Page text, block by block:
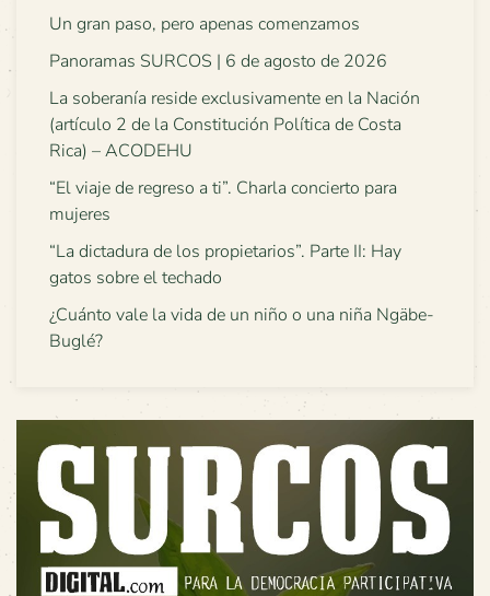
Un gran paso, pero apenas comenzamos
Panoramas SURCOS | 6 de agosto de 2026
La soberanía reside exclusivamente en la Nación
(artículo 2 de la Constitución Política de Costa
Rica) – ACODEHU
“El viaje de regreso a ti”. Charla concierto para
mujeres
“La dictadura de los propietarios”. Parte II: Hay
gatos sobre el techado
¿Cuánto vale la vida de un niño o una niña Ngäbe-
Buglé?